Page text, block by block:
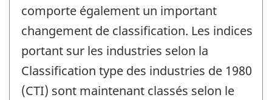
comporte également un important
changement de classification. Les indices
portant sur les industries selon la
Classification type des industries de 1980
(CTI) sont maintenant classés selon le